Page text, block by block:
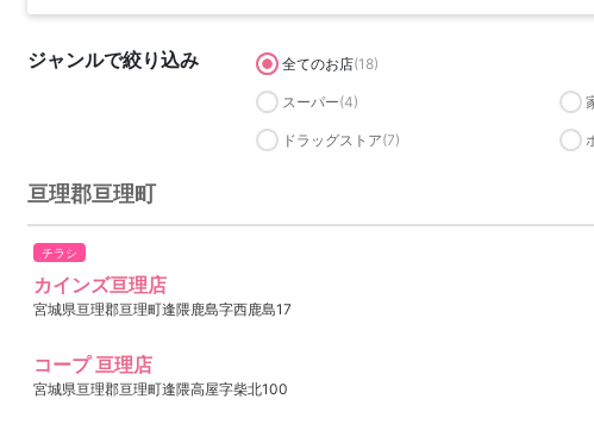
ジャンルで絞り込み 全てのお店(18)
スーパー(4)
ドラッグストア(7)
亘理郡亘理町
チラシ
カインズ亘理店
宮城県亘理郡亘理町逢隈鹿島字西鹿島17
コープ 亘理店
宮城県亘理郡亘理町逢隈高屋字柴北100